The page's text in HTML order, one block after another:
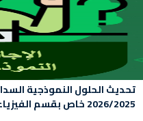
تحديث الحلول النموذجية
2026/2025 خاص بقسم الفيزياء